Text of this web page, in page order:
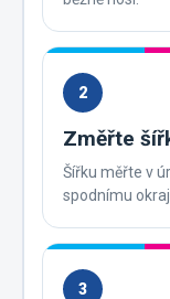
2
Změřte
Šířku měřte v
spodnímu
3